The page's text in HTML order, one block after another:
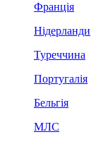
Франція
Нідерланди
Туреччина
Португалія
Бельгія
МЛС